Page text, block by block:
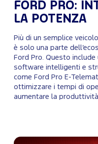
FORD PRO:
LA POTENZA
Più di un semplice
è solo una parte
Ford Pro. Questo
software intelligenti e
come Ford Pro E-
ottimizzare i tempi di
aumentare la